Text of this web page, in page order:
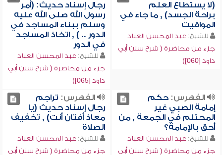
(لا يستطاع العلم
براحة الجسد) , ما جاء في
المواقيت
للشيخ: عبد المحسن العباد
جزء من محاضرة ( شرح سنن أبي
داود [060])
رجال إسناد حديث: (أمر
رسول الله صلى الله عليه
وسلم ببناء المساجد في
الدور .. ) , اتخاذ المساجد
في الدور
للشيخ: عبد المحسن العباد
جزء من محاضرة ( شرح سنن أبي
داود [065])
الفهرس:حكم
إمامة الصبي غير
المحتلم في الجمعة , من
أحق بالإمامة؟
للشيخ: عبد المحسن العباد
جزء من محاضرة ( شرح سنن أبي
الفهرس: تراجم
رجال إسناد حديث (يا
معاذ أفتان أنت) , تخفيف
الصلاة
للشيخ: عبد المحسن العباد
جزء من محاضرة ( شرح سنن أبي